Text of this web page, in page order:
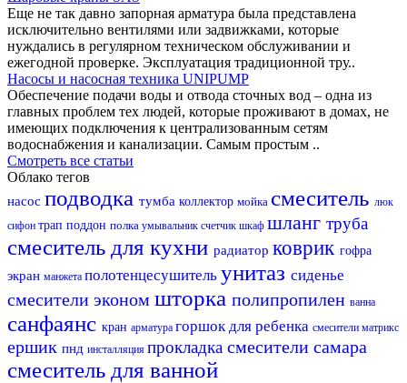
Еще не так давно запорная арматура была представлена
исключительно вентилями или задвижками, которые
нуждались в регулярном техническом обслуживании и
ежегодной проверке. Эксплуатация традиционной тру..
Насосы и насосная техника UNIPUMP
Обеспечение подачи воды и отвода сточных вод – одна из
главных проблем тех людей, которые проживают в домах, не
имеющих подключения к централизованным сетям
водоснабжения и канализации. Самым простым ..
Смотреть все статьи
Облако тегов
насос подводка тумба коллектор мойка смеситель люк
сифон трап поддон полка умывальник счетчик шкаф шланг труба
смеситель для кухни радиатор коврик гофра
экран манжета полотенцесушитель унитаз сиденье
смесители эконом шторка полипропилен ванна
санфаянс кран арматура горшок для ребенка смесители матрикс
ершик пнд инсталляция прокладка смесители самара
смеситель для ванной